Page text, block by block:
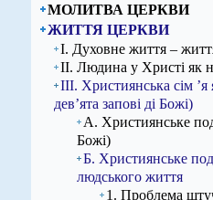
МОЛИТВА ЦЕРКВИ
ЖИТТЯ ЦЕРКВИ
І. Духовне життя –
ІІ. Людина у Христі як
ІІІ. Християнська сім
дев’ята запові ді Божі)
А. Християнське
Божі)
Б. Християнське
людського життя
1. Проблема